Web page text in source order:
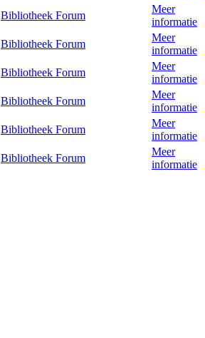
Bibliotheek Forum
Meer
informatie
Bibliotheek Forum
Meer
informatie
Bibliotheek Forum
Meer
informatie
Bibliotheek Forum
Meer
informatie
Bibliotheek Forum
Meer
informatie
Bibliotheek Forum
Meer
informatie